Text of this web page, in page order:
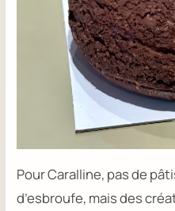
Pour Caralline, pas de
d’esbroufe, mais des